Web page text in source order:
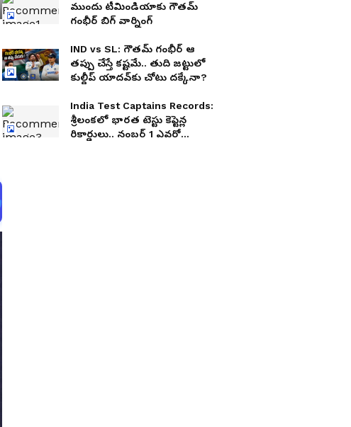
ముందు టీమిండియాకు గౌతమ్
గంభీర్ బిగ్ వార్నింగ్
IND vs SL: గౌతమ్ గంభీర్ ఆ
తప్పు చేస్తే కష్టమే.. తుది జట్టులో
కుల్దీప్ యాదవ్‌కు చోటు దక్కేనా?
India Test Captains Records:
శ్రీలంకలో భారత టెస్టు కెప్టెన్ల
రికార్డులు.. నంబర్ 1 ఎవరో